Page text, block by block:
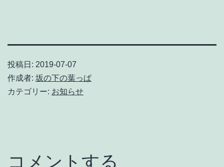
投稿日: 2019-07-07
作成者: 坂の下の葉っぱ
カテゴリー: お知らせ
コメントする